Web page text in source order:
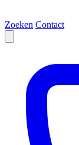
Zoeken Contact